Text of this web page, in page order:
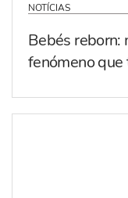
NOTÍCIAS
Bebés reborn:
fenómeno que